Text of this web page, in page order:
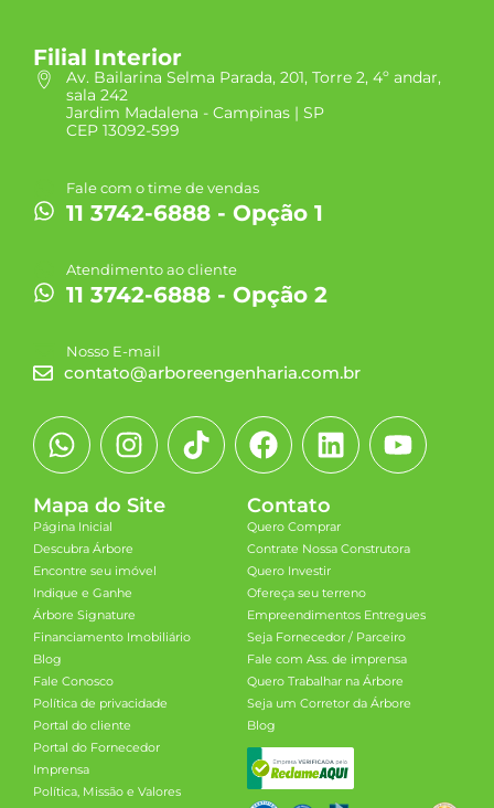
Filial Interior
Av. Bailarina Selma Parada, 201, Torre 2, 4º andar,
sala 242
Jardim Madalena - Campinas | SP
CEP 13092-599
Fale com o time de vendas
11 3742-6888 - Opção 1
Atendimento ao cliente
11 3742-6888 - Opção 2
Nosso E-mail
contato@arboreengenharia.com.br
Mapa do Site
Página Inicial
Descubra Árbore
Encontre seu imóvel
Indique e Ganhe
Árbore Signature
Financiamento Imobiliário
Blog
Fale Conosco
Política de privacidade
Portal do cliente
Portal do Fornecedor
Imprensa
Política, Missão e Valores
Contato
Quero Comprar
Contrate Nossa Construtora
Quero Investir
Ofereça seu terreno
Empreendimentos Entregues
Seja Fornecedor / Parceiro
Fale com Ass. de imprensa
Quero Trabalhar na Árbore
Seja um Corretor da Árbore
Blog